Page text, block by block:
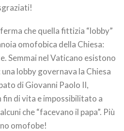
che quella fittizia “lobby”
omofobica della Chiesa:
Semmai nel Vaticano esistono
lobby governava la Chiesa
di Giovanni Paolo II,
fin di vita e impossibilitato a
che “facevano il papa”. Più
omofobe!